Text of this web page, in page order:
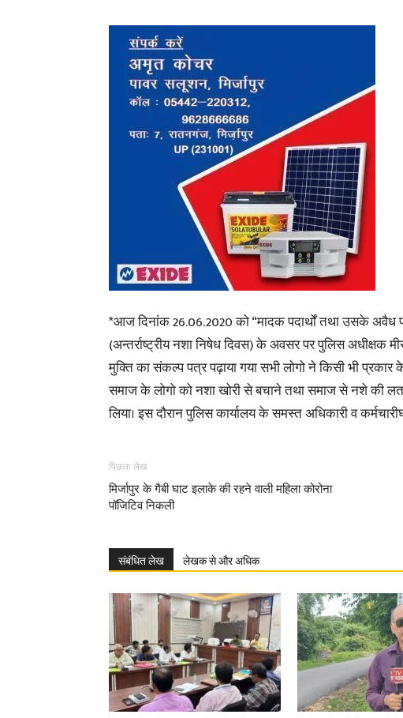
*आज दिनांक 26.06.2020 को “मादक पदार्थों तथा उसके अवैध
(अन्तर्राष्ट्रीय नशा निषेध दिवस) के अवसर पर पुलिस अधीक्षक
मुक्ति का संकल्प पत्र पढ़ाया गया सभी लोगो ने किसी भी
समाज के लोगो को नशा खोरी से बचाने तथा समाज से नशे की
लिया। इस दौरान पुलिस कार्यालय के समस्त अधिकारी व
पिछला लेख
मिर्जापुर के गैबी घाट इलाके की रहने वाली महिला कोरोना
पॉजिटिव निकली
संबंधित लेख लेखक से और अधिक